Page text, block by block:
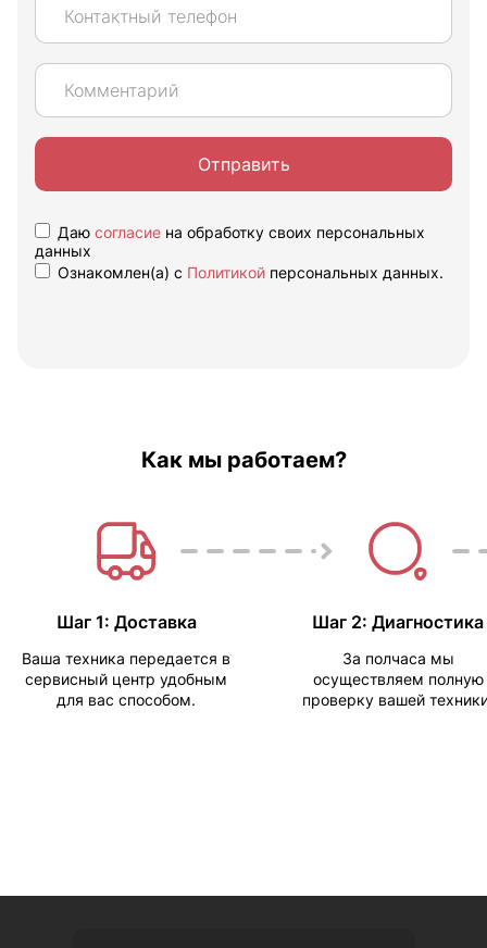
Отправить
Даю согласие на обработку своих персональных
данных
Ознакомлен(а) с Политикой персональных данных.
Как мы работаем?
Шаг 1: Доставка
Ваша техника передается в
сервисный центр удобным
для вас способом.
Шаг 2: Диагностика
За полчаса мы
осуществляем полную
проверку вашей